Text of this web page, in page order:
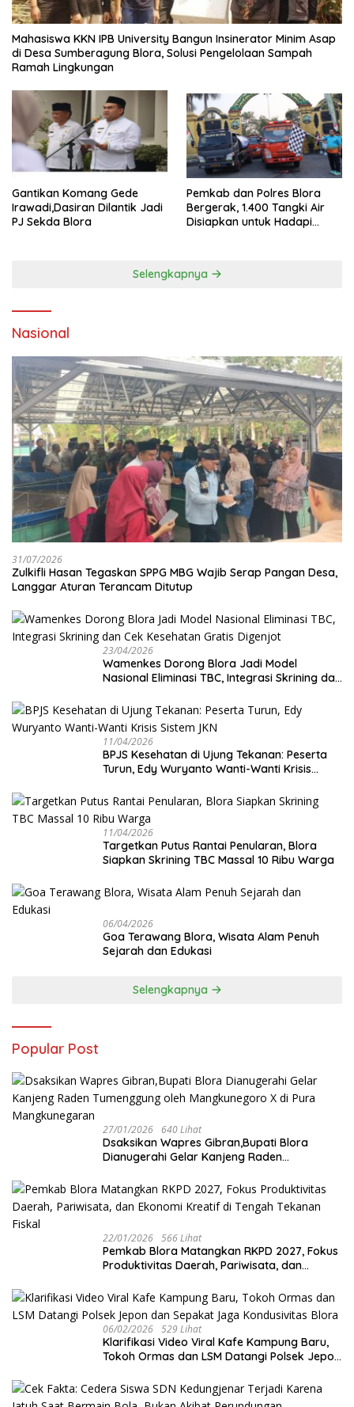
Mahasiswa KKN IPB University Bangun Insinerator Minim Asap
di Desa Sumberagung Blora, Solusi Pengelolaan Sampah
Ramah Lingkungan ‎
Gantikan Komang Gede
Irawadi,Dasiran Dilantik Jadi
PJ Sekda Blora
Pemkab dan Polres Blora
Bergerak, 1.400 Tangki Air
Disiapkan untuk Hadapi
Selengkapnya
Nasional
31/07/2026
Zulkifli Hasan Tegaskan SPPG MBG Wajib Serap Pangan Desa,
Langgar Aturan Terancam Ditutup
23/04/2026
Wamenkes Dorong Blora Jadi Model
Nasional Eliminasi TBC, Integrasi Skrining dan
11/04/2026
BPJS Kesehatan di Ujung Tekanan: Peserta
Turun, Edy Wuryanto Wanti-Wanti Krisis
11/04/2026
‎Targetkan Putus Rantai Penularan, Blora
Siapkan Skrining TBC Massal 10 Ribu Warga
06/04/2026
Goa Terawang Blora, Wisata Alam Penuh
Sejarah dan Edukasi
Selengkapnya
Popular Post
27/01/2026 640 Lihat
‎Dsaksikan Wapres Gibran,Bupati Blora
Dianugerahi Gelar Kanjeng Raden
Mangkunegaran
22/01/2026 566 Lihat
‎Pemkab Blora Matangkan RKPD 2027, Fokus
Produktivitas Daerah, Pariwisata, dan
06/02/2026 529 Lihat
‎Klarifikasi Video Viral Kafe Kampung Baru,
Tokoh Ormas dan LSM Datangi Polsek Jepon